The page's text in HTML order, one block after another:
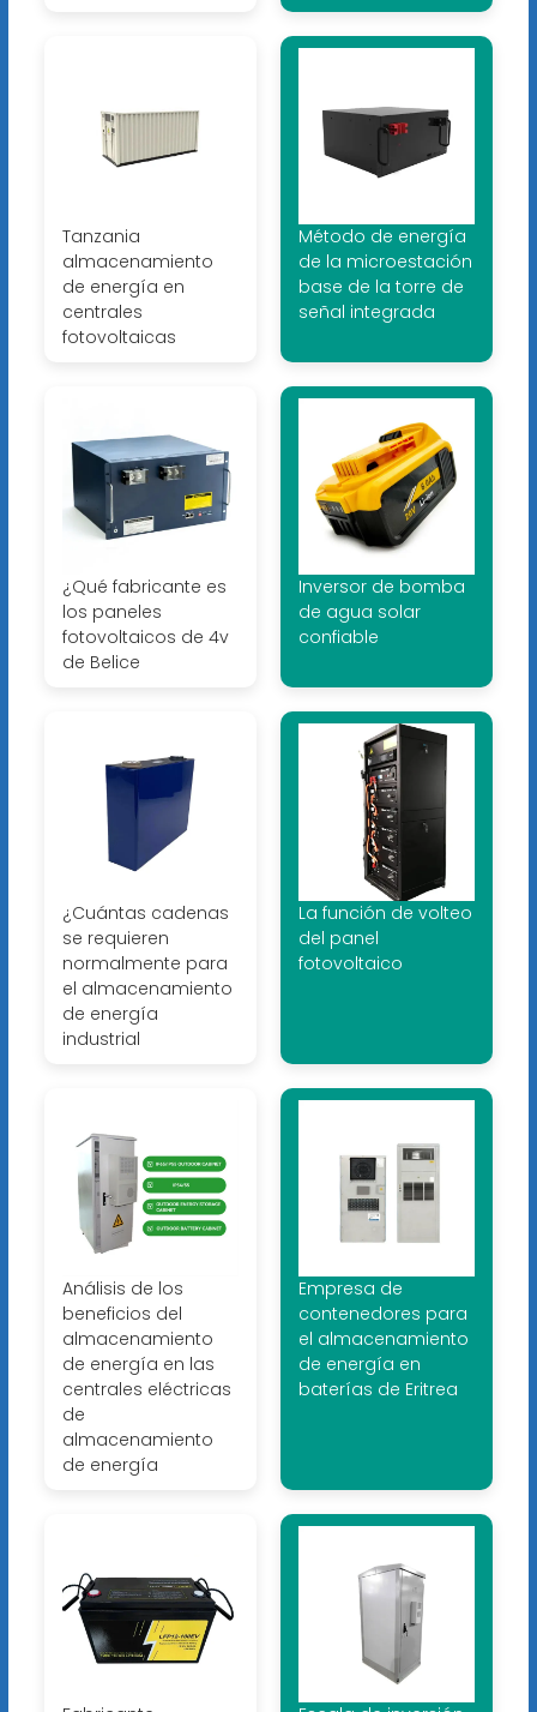
Tanzania
almacenamiento
de energía en
centrales
fotovoltaicas
Método de energía
de la microestación
base de la torre de
señal integrada
¿Qué fabricante es
los paneles
fotovoltaicos de 4v
de Belice
Inversor de bomba
de agua solar
confiable
¿Cuántas cadenas
se requieren
normalmente para
el almacenamiento
de energía
industrial
La función de volteo
del panel
fotovoltaico
Análisis de los
beneficios del
almacenamiento
de energía en las
centrales eléctricas
de
almacenamiento
de energía
Empresa de
contenedores para
el almacenamiento
de energía en
baterías de Eritrea